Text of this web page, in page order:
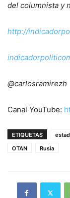
del columnista y
http://
@carlosramirezh
Canal YouTube:
ETIQUETAS
OTAN
Rusia